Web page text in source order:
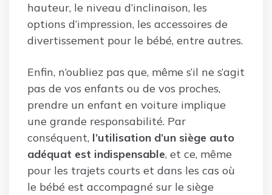
hauteur, le niveau d’inclinaison, les
options d’impression, les accessoires de
divertissement pour le bébé, entre autres.
Enfin, n’oubliez pas que, même s’il ne s’agit
pas de vos enfants ou de vos proches,
prendre un enfant en voiture implique
une grande responsabilité. Par
conséquent, l’utilisation d’un siège auto
adéquat est indispensable, et ce, même
pour les trajets courts et dans les cas où
le bébé est accompagné sur le siège